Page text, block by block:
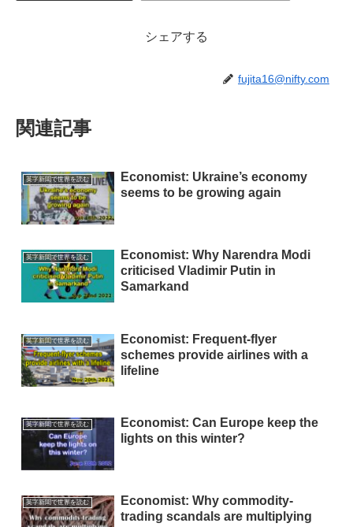
シェアする
fujita16@nifty.com
関連記事
英字新聞で世界を読む
Economist: Ukraine’s economy
seems to be growing again
英字新聞で世界を読む
Economist: Why Narendra Modi
criticised Vladimir Putin in
Samarkand
英字新聞で世界を読む
Economist: Frequent-flyer
schemes provide airlines with a
lifeline
英字新聞で世界を読む
Economist: Can Europe keep the
lights on this winter?
英字新聞で世界を読む
Economist: Why commodity-
trading scandals are multiplying